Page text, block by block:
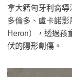
拿大籍匈牙利裔
多倫多、盧卡諾
Heron），透過孩
伏的隱形創傷。